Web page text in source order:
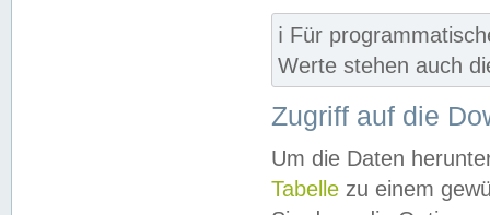
ℹ️ Für
Werte stehen auch
Zugriff auf die
Um die Daten
Tabelle zu einem